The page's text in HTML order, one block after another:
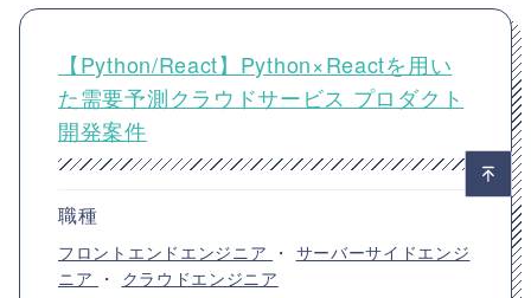
【Python/React】Python×Reactを用い
た需要予測クラウドサービス プロダクト
開発案件
職種
フロントエンドエンジニア ・ サーバーサイドエンジ
ニア ・ クラウドエンジニア